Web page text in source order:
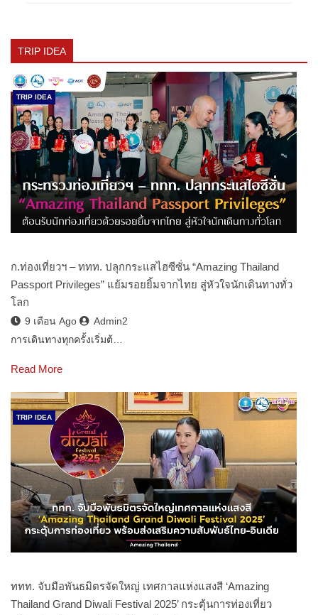
TRIP IDEA
TRIP IDEA
ก.ท่องเที่ยวฯ – ททท. ปลุกกระแสไฮซีซั่น “Amazing Thailand
Passport Privileges” แย้มรอยยิ้มจากไทย สู่หัวใจนักเดินทางทั่ว
โลก
9 เดือน Ago
Admin2
การเดินทางทุกครั้งเริ่มต้…
Read More
TRIP IDEA
ททท. จับมือพันธมิตรจัดใหญ่ เทศกาลแห่งแสงสี ‘Amazing
Thailand Grand Diwali Festival 2025’ กระตุ้นการท่องเที่ยว